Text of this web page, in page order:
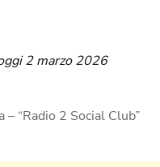
2 marzo 2026
“Radio 2 Social Club”